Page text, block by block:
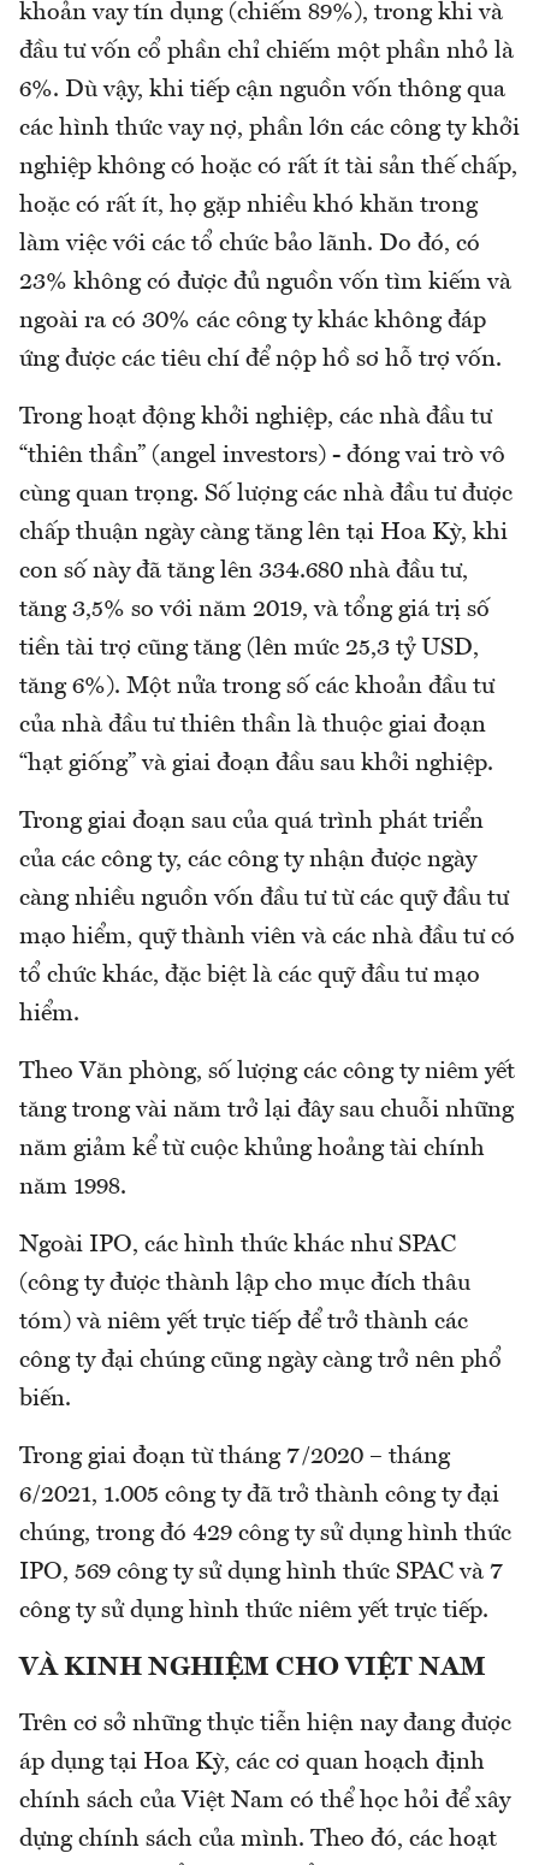
khoản vay tín dụng (chiếm 89%), trong khi và
đầu tư vốn cổ phần chỉ chiếm một phần nhỏ là
6%. Dù vậy, khi tiếp cận nguồn vốn thông qua
các hình thức vay nợ, phần lớn các công ty khởi
nghiệp không có hoặc có rất ít tài sản thế chấp,
hoặc có rất ít, họ gặp nhiều khó khăn trong
làm việc với các tổ chức bảo lãnh. Do đó, có
23% không có được đủ nguồn vốn tìm kiếm và
ngoài ra có 30% các công ty khác không đáp
ứng được các tiêu chí để nộp hồ sơ hỗ trợ vốn.
Trong hoạt động khởi nghiệp, các nhà đầu tư
“thiên thần” (angel investors) - đóng vai trò vô
cùng quan trọng. Số lượng các nhà đầu tư được
chấp thuận ngày càng tăng lên tại Hoa Kỳ, khi
con số này đã tăng lên 334.680 nhà đầu tư,
tăng 3,5% so với năm 2019, và tổng giá trị số
tiền tài trợ cũng tăng (lên mức 25,3 tỷ USD,
tăng 6%). Một nửa trong số các khoản đầu tư
của nhà đầu tư thiên thần là thuộc giai đoạn
“hạt giống” và giai đoạn đầu sau khởi nghiệp.
Trong giai đoạn sau của quá trình phát triển
của các công ty, các công ty nhận được ngày
càng nhiều nguồn vốn đầu tư từ các quỹ đầu tư
mạo hiểm, quỹ thành viên và các nhà đầu tư có
tổ chức khác, đặc biệt là các quỹ đầu tư mạo
hiểm.
Theo Văn phòng, số lượng các công ty niêm yết
tăng trong vài năm trở lại đây sau chuỗi những
năm giảm kể từ cuộc khủng hoảng tài chính
năm 1998.
Ngoài IPO, các hình thức khác như SPAC
(công ty được thành lập cho mục đích thâu
tóm) và niêm yết trực tiếp để trở thành các
công ty đại chúng cũng ngày càng trở nên phổ
biến.
Trong giai đoạn từ tháng 7/2020 – tháng
6/2021, 1.005 công ty đã trở thành công ty đại
chúng, trong đó 429 công ty sử dụng hình thức
IPO, 569 công ty sử dụng hình thức SPAC và 7
công ty sử dụng hình thức niêm yết trực tiếp.
VÀ KINH NGHIỆM CHO VIỆT NAM
Trên cơ sở những thực tiễn hiện nay đang được
áp dụng tại Hoa Kỳ, các cơ quan hoạch định
chính sách của Việt Nam có thể học hỏi để xây
dựng chính sách của mình. Theo đó, các hoạt